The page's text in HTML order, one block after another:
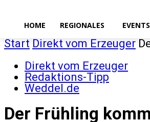
HOME REGIONALES
Start Direkt vom Erzeuger
Direkt vom Erzeuger
Redaktions-Tipp
Weddel.de
Der Frühling